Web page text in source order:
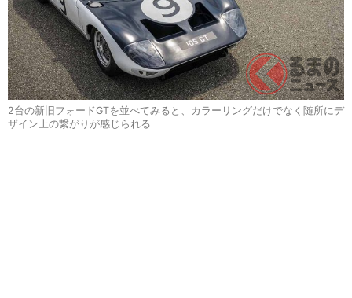
2台の新旧フォードGTを並べてみると、カラーリングだけでなく随所にデ
ザイン上の繋がりが感じられる